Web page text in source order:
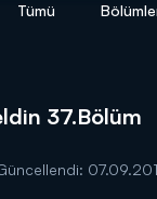
Tümü
37.Bölüm